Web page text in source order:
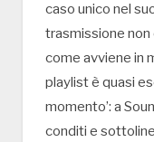
caso unico nel
trasmissione
come avviene in
playlist è quasi
momento’: a
conditi e